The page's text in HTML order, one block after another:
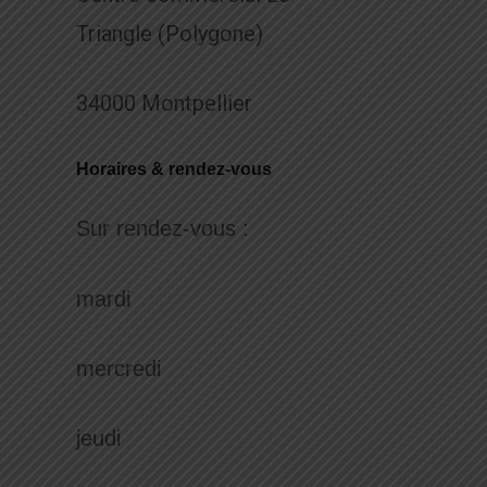
Triangle (Polygone)
34000 Montpellier
Horaires & rendez-vous
Sur rendez-vous :
mardi
mercredi
jeudi